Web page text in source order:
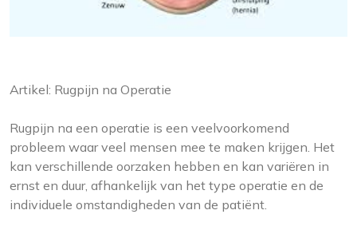
Artikel: Rugpijn na Operatie
Rugpijn na een operatie is een veelvoorkomend
probleem waar veel mensen mee te maken krijgen. Het
kan verschillende oorzaken hebben en kan variëren in
ernst en duur, afhankelijk van het type operatie en de
individuele omstandigheden van de patiënt.